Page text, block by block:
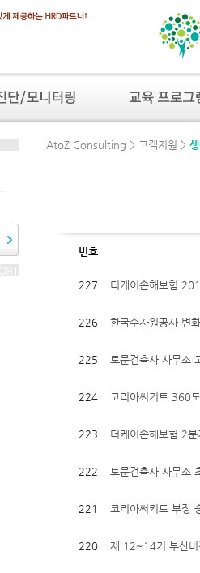
AtoZ Consulting > 고객지원 >
번호
227 더케이손해보험
226 한국수자원공사 변
225 토문건축사 사무소
224 코리아써키트 360
223 더케이손해보험 2
222 토문건축사 사무소
221 코리아써키트 부장
220 제 12~14기 부산비